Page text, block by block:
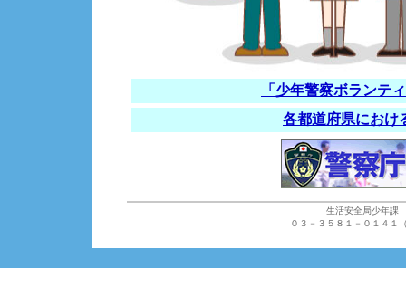
「少年警察ボランテ
各都道府県におけ
生活安全局少年課
０３－３５８１－０１４１